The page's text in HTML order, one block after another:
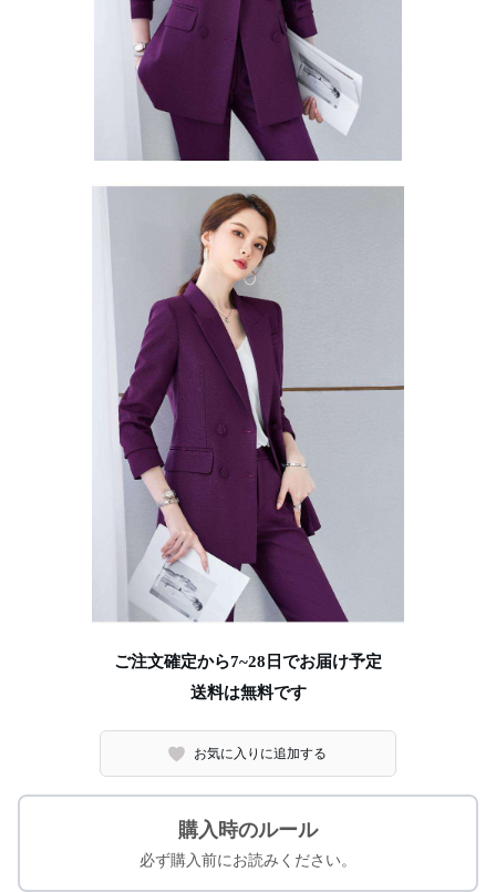
ご注文確定から7~28日でお届け予定
送料は無料です
お気に入りに追加する
購入時のルール
必ず購入前にお読みください。